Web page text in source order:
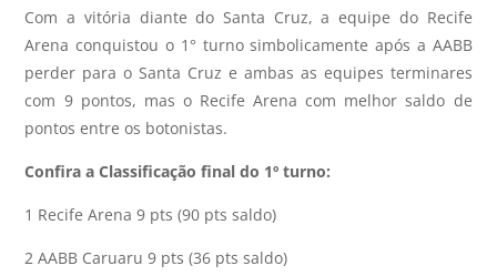
Com a vitória diante do Santa Cruz, a equipe do Recife
Arena conquistou o 1° turno simbolicamente após a AABB
perder para o Santa Cruz e ambas as equipes terminares
com 9 pontos, mas o Recife Arena com melhor saldo de
pontos entre os botonistas.
Confira a Classificação final do 1º turno:
1 Recife Arena 9 pts (90 pts saldo)
2 AABB Caruaru 9 pts (36 pts saldo)